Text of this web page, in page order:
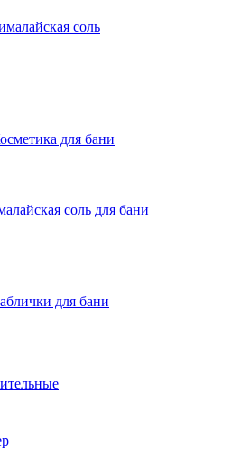
соль
для бани
соль для бани
для бани